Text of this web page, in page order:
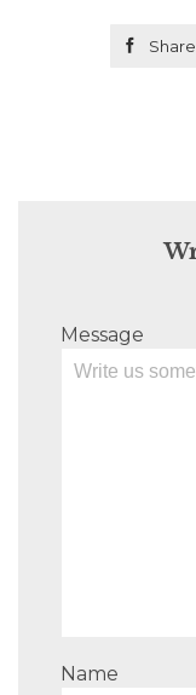
 Share
Message
Name